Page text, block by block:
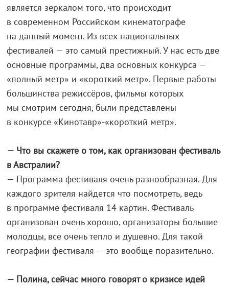
является зеркалом того, что происходит
в современном Российском кинематографе
на данный момент. Из всех национальных
фестивалей — это самый престижный. У нас есть две
основные программы, два основных конкурса —
«полный метр» и «короткий метр». Первые работы
большинства режиссёров, фильмы которых
мы смотрим сегодня, были представлены
в конкурсе «Кинотавр»-«короткий метр».
— Что вы скажете о том, как организован фестиваль
в Австралии?
— Программа фестиваля очень разнообразная. Для
каждого зрителя найдется что посмотреть, ведь
в программе фестиваля 14 картин. Фестиваль
организован очень хорошо, организаторы большие
молодцы, все очень тепло и душевно. Для такой
географии фестиваля — это вообще поразительно.
— Полина, сейчас много говорят о кризисе идей